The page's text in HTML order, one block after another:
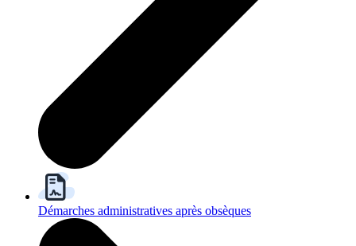
Démarches administratives après obsèques